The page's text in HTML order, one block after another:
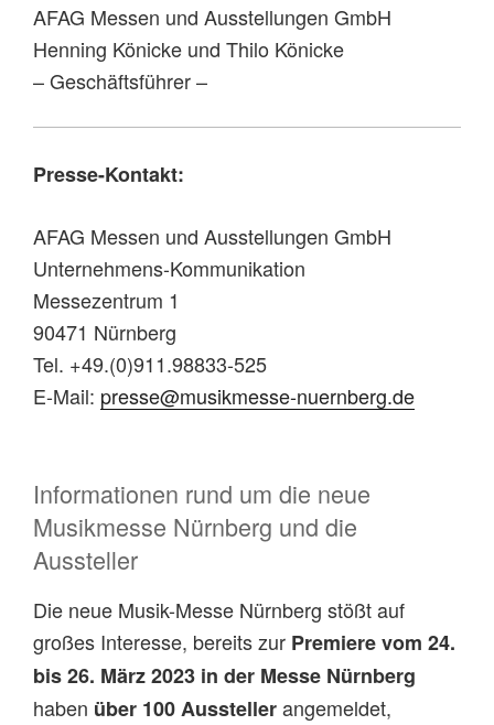
AFAG Messen und Ausstellungen GmbH
Henning Könicke und Thilo Könicke
– Geschäftsführer –
Presse-Kontakt:
AFAG Messen und Ausstellungen GmbH
Unternehmens-Kommunikation
Messezentrum 1
90471 Nürnberg
Tel. +49.(0)911.98833-525
E-Mail: presse@musikmesse-nuernberg.de
Informationen rund um die neue
Musikmesse Nürnberg und die
Aussteller
Die neue Musik-Messe Nürnberg stößt auf
großes Interesse, bereits zur Premiere vom 24.
bis 26. März 2023 in der Messe Nürnberg
haben über 100 Ausstellerangemeldet,